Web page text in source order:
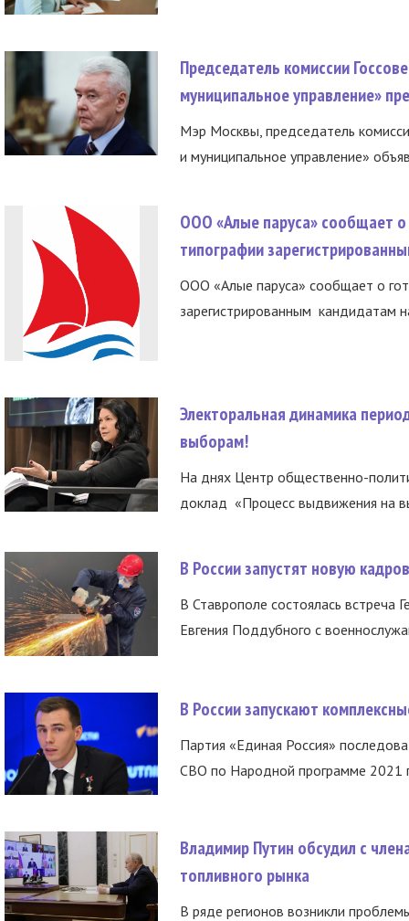
Председатель комиссии
муниципальное управление»
Мэр Москвы, председатель
и муниципальное управление»
ООО «Алые паруса» сообщает о
типографии
ООО «Алые паруса» сообщает о
зарегистрированным кандидатам
Электоральная динамика
выборам!
На днях Центр общественно-
доклад «Процесс выдвижения на
В России запустят новую
В Ставрополе состоялась встреча
Евгения Поддубного с
В России запускают
Партия «Единая Россия»
СВО по Народной программе 2021
Владимир Путин обсудил с
топливного рынка
В ряде регионов возникли